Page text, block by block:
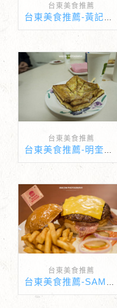
台東美食推薦
台東美食推薦-黃記蔥油餅
台東美食推薦
台東美食推薦
台東美食推薦-SAMS BURGER